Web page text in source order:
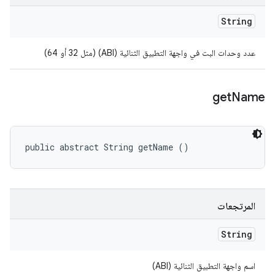
String
عدد وحدات البت في واجهة التطبيق الثنائية (ABI) (مثل 32 أو 64)
getName
public abstract String getName ()
المرتجعات
String
اسم واجهة التطبيق الثنائية (ABI)